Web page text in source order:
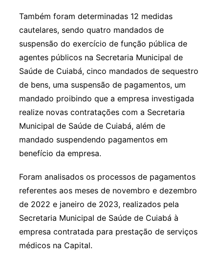
Também foram determinadas 12 medidas
cautelares, sendo quatro mandados de
suspensão do exercício de função pública de
agentes públicos na Secretaria Municipal de
Saúde de Cuiabá, cinco mandados de sequestro
de bens, uma suspensão de pagamentos, um
mandado proibindo que a empresa investigada
realize novas contratações com a Secretaria
Municipal de Saúde de Cuiabá, além de
mandado suspendendo pagamentos em
benefício da empresa.
Foram analisados os processos de pagamentos
referentes aos meses de novembro e dezembro
de 2022 e janeiro de 2023, realizados pela
Secretaria Municipal de Saúde de Cuiabá à
empresa contratada para prestação de serviços
médicos na Capital.